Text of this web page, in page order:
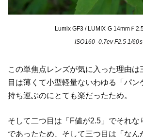
Lumix GF3 / LUMIX G 14mmＦ
ISO160 -0.7ev F2.5 1/60s
この単焦点レンズが気に入った理由は
目は薄くて小型軽量ないわゆる「パ
持ち運ぶのにとても楽だったため。
そして二つ目は「F値が2.5」でそれな
であったため、そして三つ目は「なん